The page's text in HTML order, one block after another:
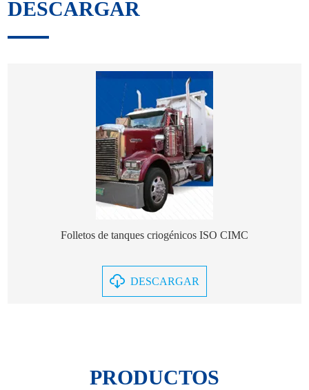
DESCARGAR
Folletos de tanques criogénicos ISO CIMC
DESCARGAR
PRODUCTOS